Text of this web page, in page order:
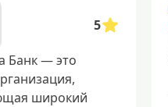
5
Банк — это
широкий